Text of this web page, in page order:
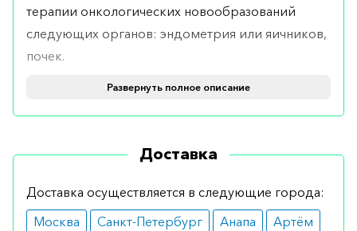
терапии онкологических новообразований
следующих органов: эндометрия или яичников,
почек.
Кроме того, меланомы, саркомы (поражающие
мягкие ткани), возникающие при наличии в
рака простаты, когда организм устойчив к
другим препаратам.
Развернуть полное описание
Доставка
Доставка осуществляется в следующие города:
Москва
Санкт-Петербург Анапа
Артём